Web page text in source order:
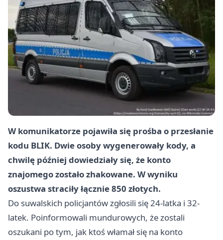
W komunikatorze pojawiła się prośba o przesłanie
kodu BLIK. Dwie osoby wygenerowały kody, a
chwilę później dowiedziały się, że konto
znajomego zostało zhakowane. W wyniku
oszustwa straciły łącznie 850 złotych.
Do suwalskich policjantów zgłosili się 24-latka i 32-
latek. Poinformowali mundurowych, że zostali
oszukani po tym, jak ktoś włamał się na konto